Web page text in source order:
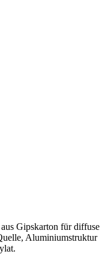
Gipskarton für diffuse
Aluminiumstruktur